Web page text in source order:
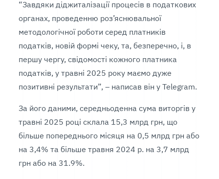
“Завдяки діджиталізації процесів в податкових
органах, проведенню роз’яснювальної
методологічної роботи серед платників
податків, новій формі чеку, та, безперечно, і, в
першу чергу, свідомості кожного платника
податків, у травні 2025 року маємо дуже
позитивні результати”, – написав він у Telegram.
За його даними, середньоденна сума виторгів у
травні 2025 році склала 15,3 млрд грн, що
більше попереднього місяця на 0,5 млрд грн або
на 3,4% та більше травня 2024 р. на 3,7 млрд
грн або на 31.9%.